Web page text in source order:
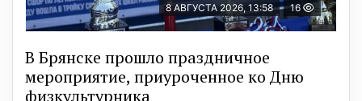
8 АВГУСТА 2026, 13:58 16
В Брянске прошло праздничное
мероприятие, приуроченное ко Дню
физкультурника